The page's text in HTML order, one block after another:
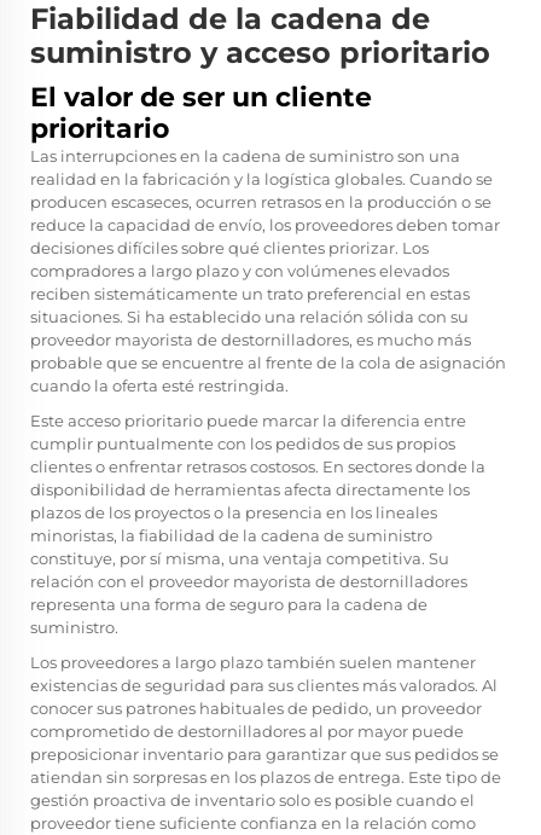
Fiabilidad de la cadena de
suministro y acceso prioritario
El valor de ser un cliente
prioritario
Las interrupciones en la cadena de suministro son una
realidad en la fabricación y la logística globales. Cuando se
producen escaseces, ocurren retrasos en la producción o se
reduce la capacidad de envío, los proveedores deben tomar
decisiones difíciles sobre qué clientes priorizar. Los
compradores a largo plazo y con volúmenes elevados
reciben sistemáticamente un trato preferencial en estas
situaciones. Si ha establecido una relación sólida con su
proveedor mayorista de destornilladores, es mucho más
probable que se encuentre al frente de la cola de asignación
cuando la oferta esté restringida.
Este acceso prioritario puede marcar la diferencia entre
cumplir puntualmente con los pedidos de sus propios
clientes o enfrentar retrasos costosos. En sectores donde la
disponibilidad de herramientas afecta directamente los
plazos de los proyectos o la presencia en los lineales
minoristas, la fiabilidad de la cadena de suministro
constituye, por sí misma, una ventaja competitiva. Su
relación con el proveedor mayorista de destornilladores
representa una forma de seguro para la cadena de
suministro.
Los proveedores a largo plazo también suelen mantener
existencias de seguridad para sus clientes más valorados. Al
conocer sus patrones habituales de pedido, un proveedor
comprometido de destornilladores al por mayor puede
preposicionar inventario para garantizar que sus pedidos se
atiendan sin sorpresas en los plazos de entrega. Este tipo de
gestión proactiva de inventario solo es posible cuando el
proveedor tiene suficiente confianza en la relación como